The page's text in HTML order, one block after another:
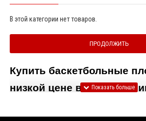
В этой категории нет товаров.
ПРОДОЛЖИТЬ
Купить баскетбольные
низкой цене в Украине –